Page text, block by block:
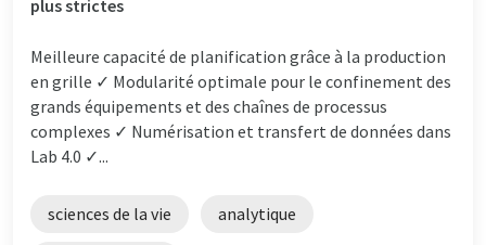
plus strictes
Meilleure capacité de planification grâce à la production
en grille ✓ Modularité optimale pour le confinement des
grands équipements et des chaînes de processus
complexes ✓ Numérisation et transfert de données dans
Lab 4.0 ✓...
sciences de la vie analytique